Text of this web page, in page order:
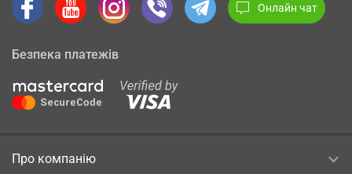
Онлайн чат
Безпека платежів
Про компанію